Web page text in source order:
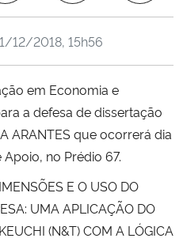
e Comunicações
12/2018, 15h56
em Economia e
a defesa de dissertação
ARANTES que ocorrerá dia
no Prédio 67.
E O USO DO
UMA APLICAÇÃO DO
(N&T) COM A LÓGICA